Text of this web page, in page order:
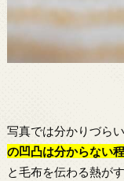
写真では分かりづら
の凹凸は分からない
と毛布を伝わる熱が